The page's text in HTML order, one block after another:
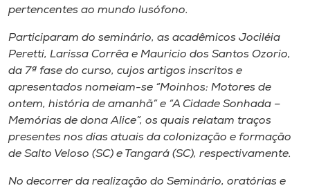
pertencentes ao mundo lusófono.
Participaram do seminário, as acadêmicos Jociléia
Peretti, Larissa Corrêa e Mauricio dos Santos Ozorio​,​
da 7ª fase do curso, cujos artigos inscritos e
apresentados nomeiam-se “Moinhos: Motores de
ontem, história de amanhã” e “A Cidade Sonhada –
Memórias de ​d​ona Alice”, os quais relatam traços
presentes nos dias atuais da colonização e formação
de Salto Veloso​ (​SC) e Tangará​ (​SC), respectivamente.
No decorrer da realização do Seminário, oratórias e